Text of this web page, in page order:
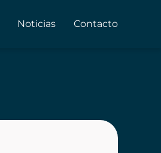
Noticias Contacto